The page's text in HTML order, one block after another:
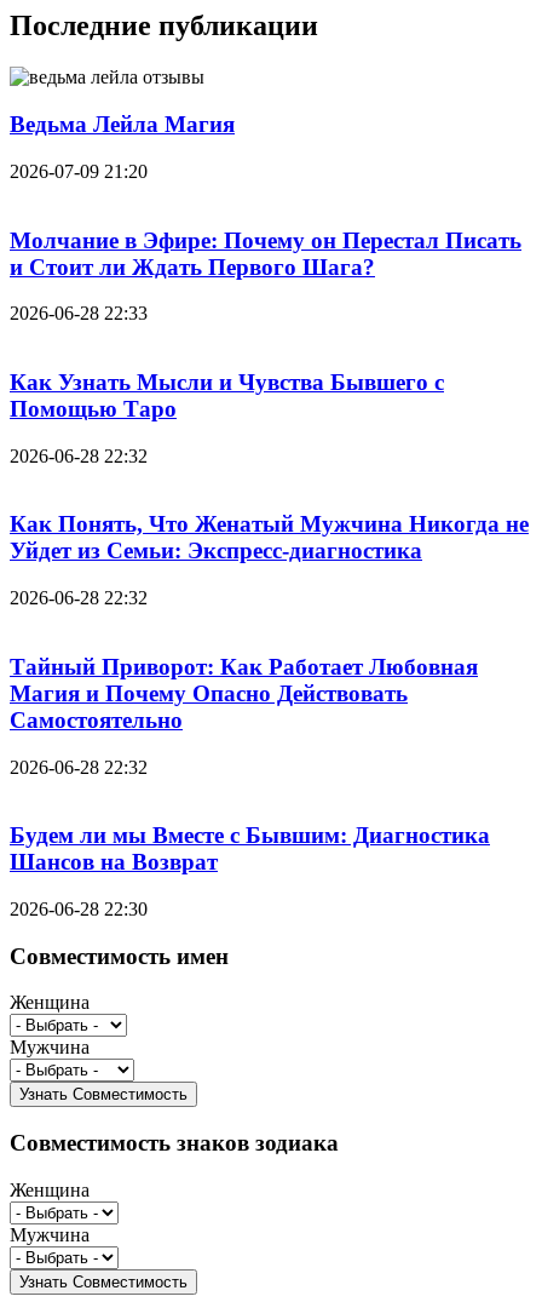
Последние публикации
Ведьма Лейла Магия
2026-07-09 21:20
Молчание в Эфире: Почему он Перестал Писать
и Стоит ли Ждать Первого Шага?
2026-06-28 22:33
Как Узнать Мысли и Чувства Бывшего с
Помощью Таро
2026-06-28 22:32
Как Понять, Что Женатый Мужчина Никогда не
Уйдет из Семьи: Экспресс-диагностика
2026-06-28 22:32
Тайный Приворот: Как Работает Любовная
Магия и Почему Опасно Действовать
Самостоятельно
2026-06-28 22:32
Будем ли мы Вместе с Бывшим: Диагностика
Шансов на Возврат
2026-06-28 22:30
Совместимость имен
Женщина
Мужчина
Совместимость знаков зодиака
Женщина
Мужчина